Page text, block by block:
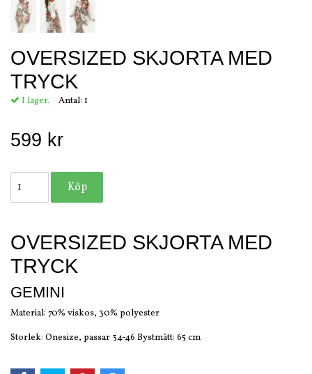
OVERSIZED SKJORTA MED
TRYCK
I lager. Antal: 1
599 kr
OVERSIZED SKJORTA MED
TRYCK
GEMINI
Material: 70% viskos, 30% polyester
Storlek: Onesize, passar 34-46 Bystmått: 65 cm